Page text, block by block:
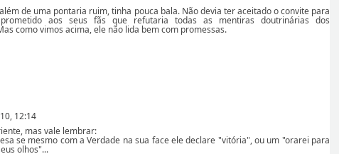
de uma pontaria ruim, tinha pouca bala. Não devia ter aceitado o convite para
aos seus fãs que refutaria todas as mentiras doutrinárias dos
como vimos acima, ele não lida bem com promessas.
12:14
mas vale lembrar:
se mesmo com a Verdade na sua face ele declare "vitória", ou um "orarei para
olhos"...